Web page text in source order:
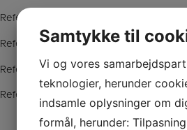
Referat af generalforsamling
Referat af generalforsamling 2020
Referat af generalforsamling 2019 ligger
Referat af generalforsamling 2018 ligger
Samtykke til
Vi og vores
teknologier, herunder
indsamle oplysninger om
formål, herunder: